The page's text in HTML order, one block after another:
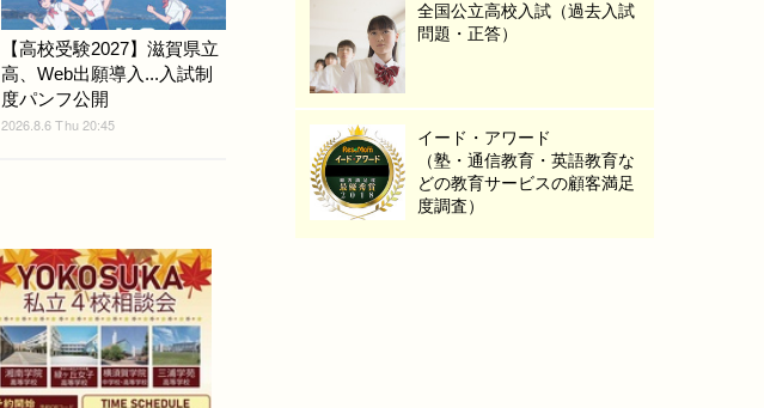
【高校受験2027】滋賀県立
高、Web出願導入...入試制
度パンフ公開
2026.8.6 Thu 20:45
全国公立高校入試（過去入試
問題・正答）
イード・アワード
（塾・通信教育・英語教育な
どの教育サービスの顧客満足
度調査）